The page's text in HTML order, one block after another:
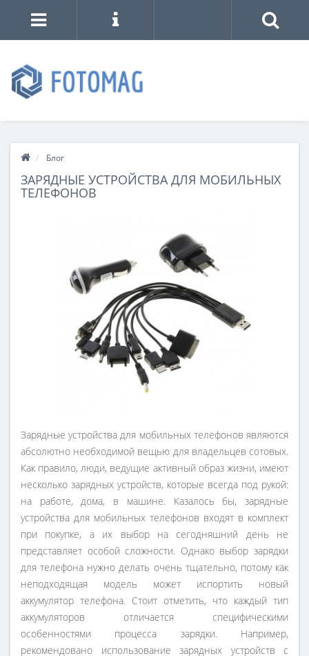
Блог
ЗАРЯДНЫЕ УСТРОЙСТВА ДЛЯ МОБИЛЬНЫХ
ТЕЛЕФОНОВ
Зарядные устройства для мобильных телефонов являются
абсолютно необходимой вещью для владельцев сотовых.
Как правило, люди, ведущие активный образ жизни, имеют
несколько зарядных устройств, которые всегда под рукой:
на работе, дома, в машине. Казалось бы, зарядные
устройства для мобильных телефонов входят в комплект
при покупке, а их выбор на сегодняшний день не
представляет особой сложности. Однако выбор зарядки
для телефона нужно делать очень тщательно, потому как
неподходящая модель может испортить новый
аккумулятор телефона. Стоит отметить, что каждый тип
аккумуляторов отличается специфическими
особенностями процесса зарядки. Например,
рекомендовано использование зарядных устройств с